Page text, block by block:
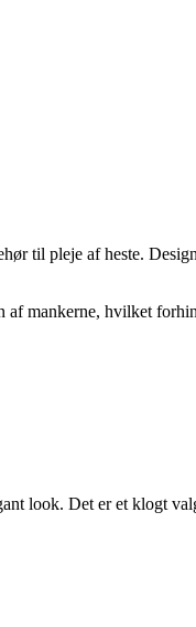
til pleje af heste.
mankerne, hvilket
look. Det er et klogt